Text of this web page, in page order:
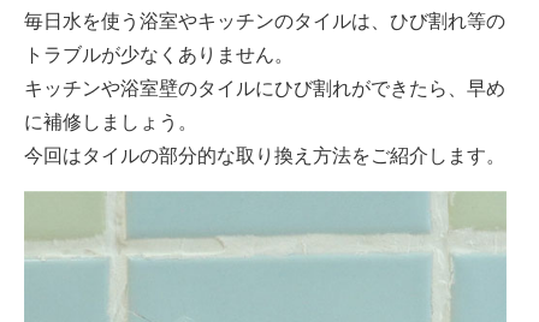
毎日水を使う浴室やキッチンのタイルは、ひび割れ等の
トラブルが少なくありません。
キッチンや浴室壁のタイルにひび割れができたら、早め
に補修しましょう。
今回はタイルの部分的な取り換え方法をご紹介します。